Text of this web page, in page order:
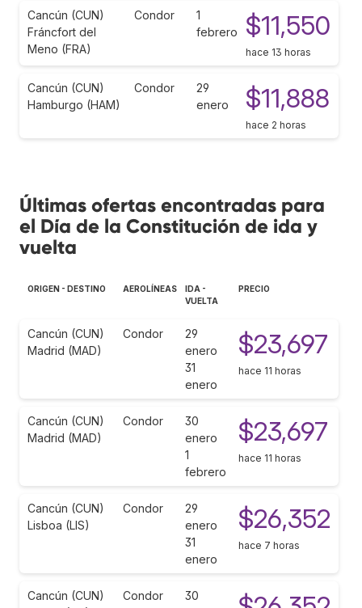
Cancún (CUN)
Fráncfort del
Meno (FRA)
Condor
1
febrero
$11,550
hace 13 horas
Cancún (CUN)
Hamburgo (HAM)
Condor
29
enero
$11,888
hace 2 horas
Últimas ofertas encontradas para
el Día de la Constitución de ida y
vuelta
ORIGEN - DESTINO AEROLÍNEAS
IDA -
VUELTA
PRECIO
Cancún (CUN)
Madrid (MAD)
Condor
29
enero
31
enero
$23,697
hace 11 horas
Cancún (CUN)
Madrid (MAD)
Condor
30
enero
1
febrero
$23,697
hace 11 horas
Cancún (CUN)
Lisboa (LIS)
Condor
29
enero
31
enero
$26,352
hace 7 horas
Cancún (CUN)
Condor
30